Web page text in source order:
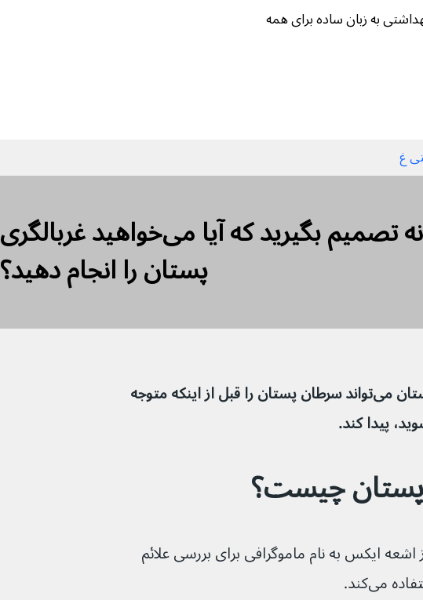
به زبان ساده برای همه
غ
تصمیم بگیرید که آیا می‌خواهید غربالگری
پستان را انجام دهید؟
غربالگری منظم پستان می‌تواند سرطان پستان را قبل از اینکه متوجه
پستان چیست؟
اشعه ایکس به نام ماموگرافی برای بررسی علائم
می‌کند.